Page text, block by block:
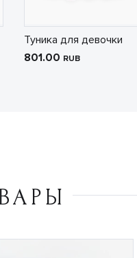
Туника для девочки
801.00 RUB